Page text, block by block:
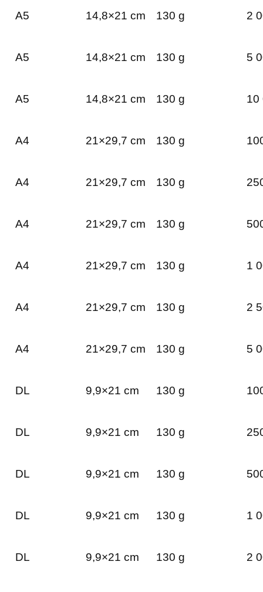
A5 14,8×21 cm 130 g 2
A5 14,8×21 cm 130 g 5
A5 14,8×21 cm 130 g 10
A4 21×29,7 cm 130 g
A4 21×29,7 cm 130 g
A4 21×29,7 cm 130 g
A4 21×29,7 cm 130 g 1
A4 21×29,7 cm 130 g 2
A4 21×29,7 cm 130 g 5
DL 9,9×21 cm 130 g
DL 9,9×21 cm 130 g
DL 9,9×21 cm 130 g
DL 9,9×21 cm 130 g 1
DL 9,9×21 cm 130 g 2